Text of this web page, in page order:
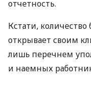
отчетность.
Кстати,
открывает своим
лишь перечнем
и наемных